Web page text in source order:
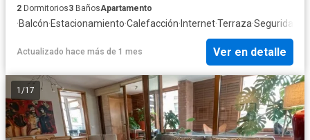
2 Dormitorios3 BañosApartamento
·Balcón·Estacionamiento·Calefacción· Internet·Terraza·Seguridad
Actualizado hace más de 1 mes Ver en detalle
1 /17